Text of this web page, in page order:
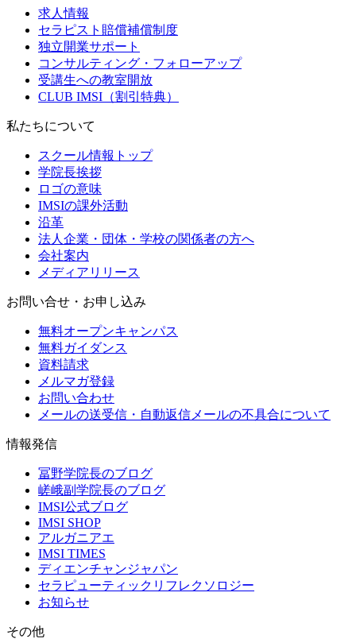
求人情報
セラピスト賠償補償制度
独立開業サポート
コンサルティング・フォローアップ
受講生への教室開放
CLUB IMSI（割引特典）
私たちについて
スクール情報トップ
学院長挨拶
ロゴの意味
IMSIの課外活動
沿革
法人企業・団体・学校の関係者の方へ
会社案内
メディアリリース
お問い合せ・お申し込み
無料オープンキャンパス
無料ガイダンス
資料請求
メルマガ登録
お問い合わせ
メールの送受信・自動返信メールの不具合について
情報発信
冨野学院長のブログ
嵯峨副学院長のブログ
IMSI公式ブログ
IMSI SHOP
アルガニアエ
IMSI TIMES
ディエンチャンジャパン
セラピューティックリフレクソロジー
お知らせ
その他